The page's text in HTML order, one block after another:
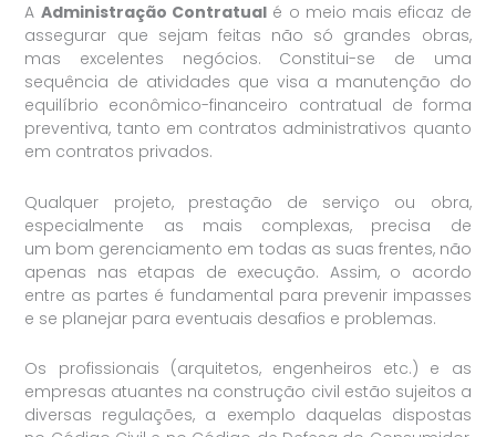
A Administração Contratualé o meio mais eficaz de
assegurar que sejam feitas não só grandes obras,
mas excelentes negócios. Constitui-se de uma
sequência de atividades que visa a manutenção do
equilíbrio econômico-financeiro contratual de forma
preventiva, tanto em contratos administrativos quanto
em contratos privados.
Qualquer projeto, prestação de serviço ou obra,
especialmente as mais complexas, precisa de
um bom gerenciamento em todas as suas frentes, não
apenas nas etapas de execução. Assim, o acordo
entre as partes é fundamental para prevenir impasses
e se planejar para eventuais desafios e problemas.
Os profissionais (arquitetos, engenheiros etc.) e as
empresas atuantes na construção civil estão sujeitos a
diversas regulações, a exemplo daquelas dispostas